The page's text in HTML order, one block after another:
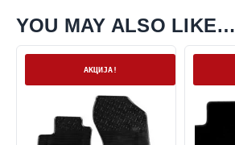
YOU MAY ALSO LIKE…
АКЦИЈА!